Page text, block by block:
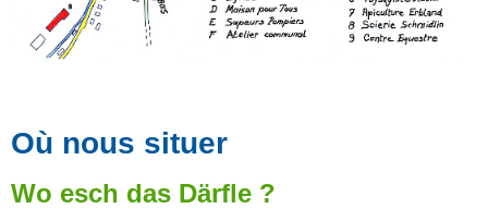
Où nous situer
Wo esch das Därfle ?